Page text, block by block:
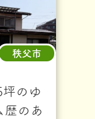
秩父市
のゆ
歴のあ